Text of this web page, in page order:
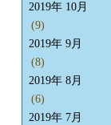
2019年 10月
(9)
2019年 9月
(8)
2019年 8月
(6)
2019年 7月